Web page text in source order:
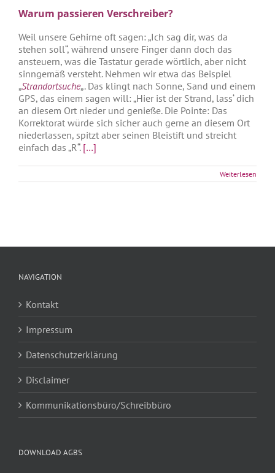
Warum passieren Verschreiber?
Weil unsere Gehirne oft sagen: „Ich sag dir, was da
stehen soll“, während unsere Finger dann doch das
ansteuern, was die Tastatur gerade wörtlich, aber nicht
sinngemäß versteht. Nehmen wir etwa das Beispiel
„Strandortsuche„. Das klingt nach Sonne, Sand und einem
GPS, das einem sagen will: „Hier ist der Strand, lass‘ dich
an diesem Ort nieder und genieße. Die Pointe: Das
Korrektorat würde sich sicher auch gerne an diesem Ort
niederlassen, spitzt aber seinen Bleistift und streicht
einfach das „R“. […]
Weiterlesen
NAVIGATION
Kontakt
Impressum
Datenschutzerklärung
Disclaimer
Kommunikationsbüro/Schreibbüro
DOWNLOAD AGBS